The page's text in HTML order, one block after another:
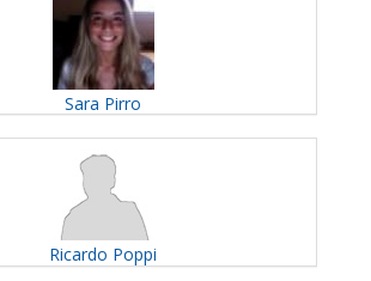
Sara Pirro
Ricardo Poppi